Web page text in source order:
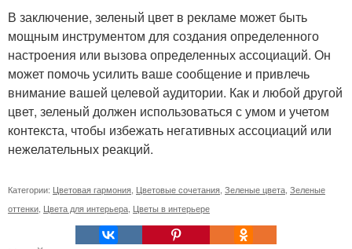
В заключение, зеленый цвет в рекламе может быть
мощным инструментом для создания определенного
настроения или вызова определенных ассоциаций. Он
может помочь усилить ваше сообщение и привлечь
внимание вашей целевой аудитории. Как и любой другой
цвет, зеленый должен использоваться с умом и учетом
контекста, чтобы избежать негативных ассоциаций или
нежелательных реакций.
Категории: Цветовая гармония Цветовые сочетания Зеленые цвета Зеленые
оттенки Цвета для интерьера Цветы в интерьере